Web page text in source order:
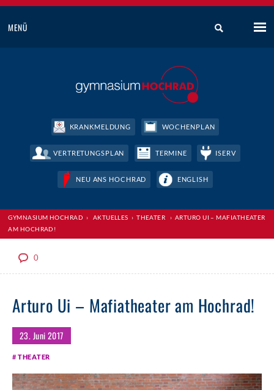
MENÜ
KRANKMELDUNG WOCHENPLAN
VERTRETUNGSPLAN TERMINE ISERV
NEU ANS HOCHRAD ENGLISH
GYMNASIUM HOCHRAD › AKTUELLES ›THEATER › ARTURO UI – MAFIATHEATER
AM HOCHRAD!
0
Arturo Ui – Mafiatheater am Hochrad!
23. Juni 2017
THEATER